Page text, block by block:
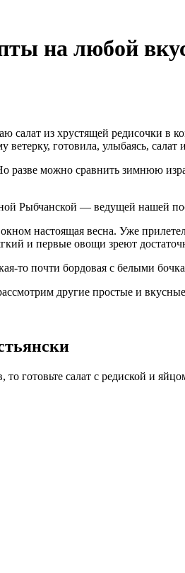
на любой
из хрустящей редисочки в
готовила, улыбаясь, салат
можно сравнить зимнюю
Рыбчанской — ведущей нашей
настоящая весна. Уже
и первые овощи зреют
то почти бордовая с белыми
другие простые и
готовьте салат с редиской и